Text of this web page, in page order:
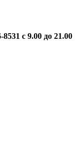
с 9.00 до 21.00